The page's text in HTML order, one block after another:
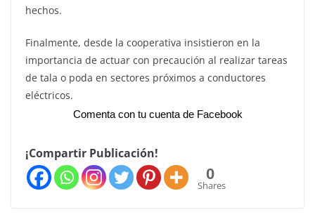
hechos.
Finalmente, desde la cooperativa insistieron en la
importancia de actuar con precaución al realizar tareas
de tala o poda en sectores próximos a conductores
eléctricos.
Comenta con tu cuenta de Facebook
¡Compartir Publicación!
0
Shares